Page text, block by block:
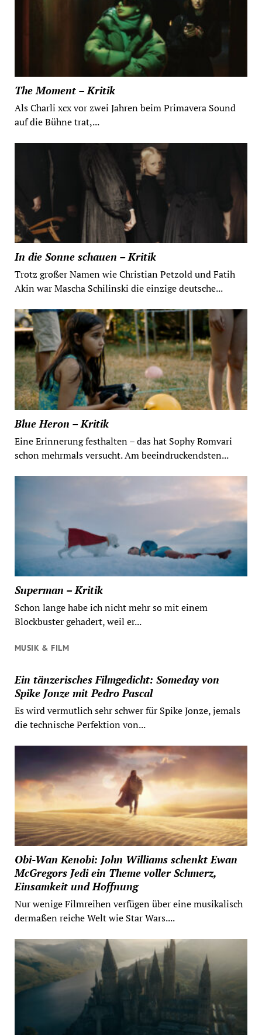
The Moment – Kritik
Als Charli xcx vor zwei Jahren beim Primavera Sound
auf die Bühne trat,...
In die Sonne schauen – Kritik
Trotz großer Namen wie Christian Petzold und Fatih
Akin war Mascha Schilinski die einzige deutsche...
Blue Heron – Kritik
Eine Erinnerung festhalten – das hat Sophy Romvari
schon mehrmals versucht. Am beeindruckendsten...
Superman – Kritik
Schon lange habe ich nicht mehr so mit einem
Blockbuster gehadert, weil er...
MUSIK & FILM
Ein tänzerisches Filmgedicht: Someday von
Spike Jonze mit Pedro Pascal
Es wird vermutlich sehr schwer für Spike Jonze, jemals
die technische Perfektion von...
Obi-Wan Kenobi: John Williams schenkt Ewan
McGregors Jedi ein Theme voller Schmerz,
Einsamkeit und Hoffnung
Nur wenige Filmreihen verfügen über eine musikalisch
dermaßen reiche Welt wie Star Wars....